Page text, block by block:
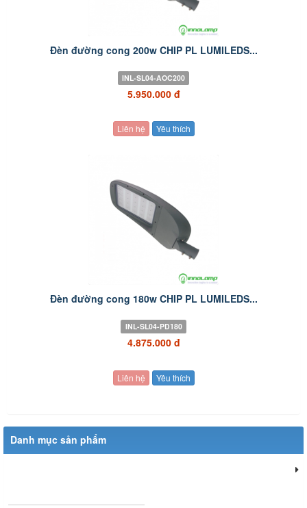
Đèn đường cong 200w CHIP PL LUMILEDS...
INL-SL04-AOC200
5.950.000 đ
Liên hệ Yêu thích
Đèn đường cong 180w CHIP PL LUMILEDS...
INL-SL04-PD180
4.875.000 đ
Liên hệ Yêu thích
Danh mục sản phẩm